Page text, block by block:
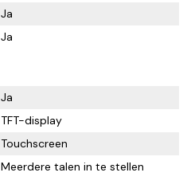
Ja
Ja
Ja
TFT-display
Touchscreen
Meerdere talen in te stellen